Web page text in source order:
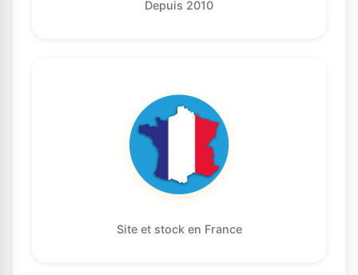
Depuis 2010
Site et stock en France